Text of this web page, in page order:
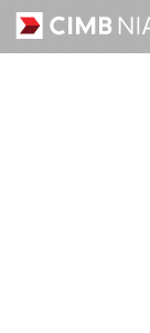
Personal